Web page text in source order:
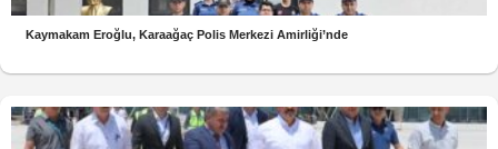
Kaymakam Eroğlu, Karaağaç Polis Merkezi Amirliği’nde